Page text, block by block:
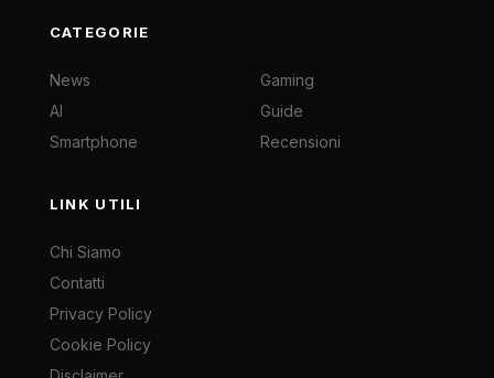
CATEGORIE
News
AI
Smartphone
Gaming
Guide
Recensioni
LINK UTILI
Chi Siamo
Contatti
Privacy Policy
Cookie Policy